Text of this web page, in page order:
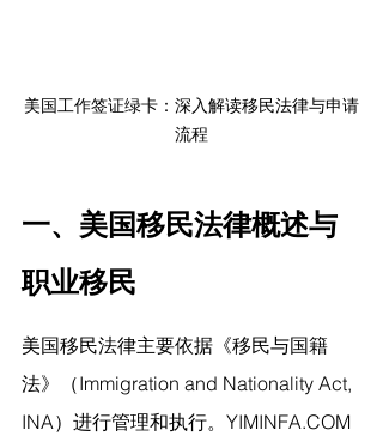
美国工作签证绿卡：深入解读移民法律与申请
流程
一、美国移民法律概述与
职业移民
美国移民法律主要依据《移民与国籍
法》（Immigration and Nationality Act,
INA）进行管理和执行。 YIMINFA.COM